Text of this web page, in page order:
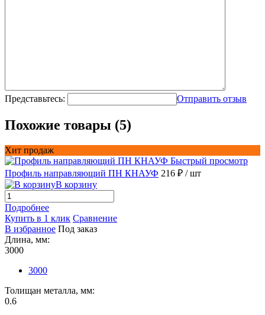
Представьтесь: Отправить отзыв
Похожие товары (5)
Хит продаж
Быстрый просмотр
Профиль направляющий ПН КНАУФ 216 ₽ / шт
В корзину
Подробнее
Купить в 1 клик Сравнение
В избранное Под заказ
Длина, мм:
3000
3000
Толищан металла, мм:
0.6